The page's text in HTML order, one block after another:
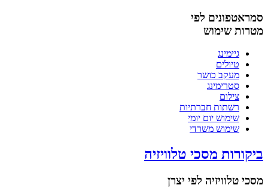
סמראטפונים לפי
מטרות שימוש
גיימינג
טיולים
מעקב כושר
סטרימינג
צילום
רשתות חברתיות
שימוש יום יומי
שימוש משרדי
ביקורות מסכי טלוויזיה
מסכי טלוויזיה לפי יצרן